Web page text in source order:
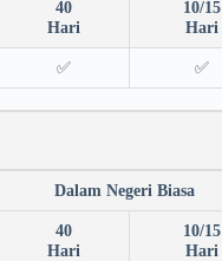
40
Hari
10/15
Hari
✅ ✅
Dalam Negeri Biasa
40
Hari
10/15
Hari